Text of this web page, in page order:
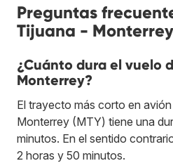
Preguntas
Tijuana - Monterrey
¿Cuánto dura el vuelo
Monterrey?
El trayecto más corto en
Monterrey (MTY) tiene una
minutos. En el sentido
2 horas y 50 minutos.